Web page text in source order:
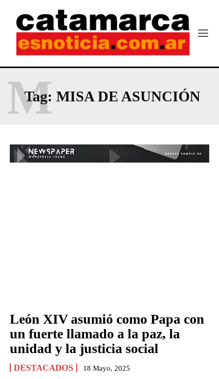
Tag: MISA DE ASUNCIÓN
M
León XIV asumió como Papa con
un fuerte llamado a la paz, la
unidad y la justicia social
DESTACADOS 18 Mayo, 2025